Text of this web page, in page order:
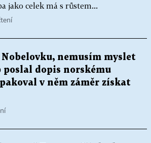
jako celek má s růstem...
nemusím myslet
poslal dopis norskému
v něm záměr získat